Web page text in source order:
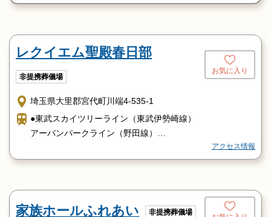
レクイエム聖殿春日部
非提携葬儀場
お気に入り
埼玉県大里郡宮代町川端4-535-1
●東武スカイツリーライン（東武伊勢崎線）
アーバンパークライン（野田線）
春日部駅東口よりタクシー6分北春日部駅東口より徒歩8分
アクセス情報
家族ホールふれあい 非提携葬儀場